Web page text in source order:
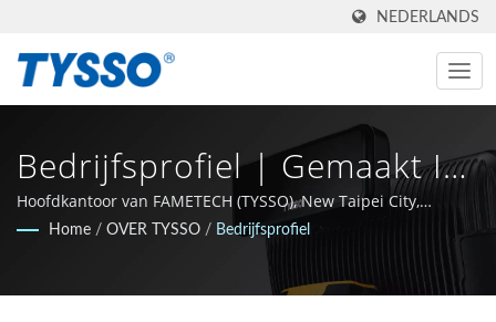
NEDERLANDS
Bedrijfsprofiel | Gemaakt In
Taiwan AIDC & POS
FAMETECH INC
Hoofdkantoor van FAMETECH (TYSSO), New Taipei City,
Taiwan.
Home / OVER TYSSO / Bedrijfsprofiel